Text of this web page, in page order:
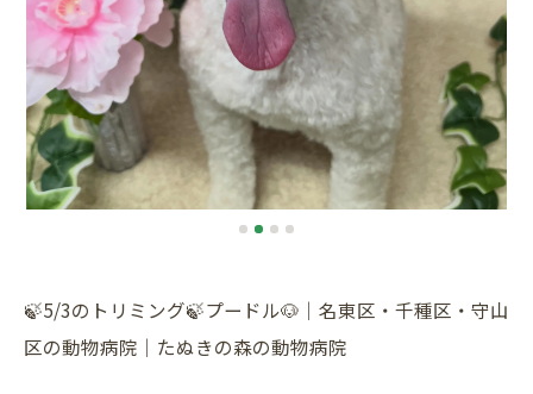
🍃5/3のトリミング🍃プードル🐶｜名東区・千種区・守山
区の動物病院｜たぬきの森の動物病院